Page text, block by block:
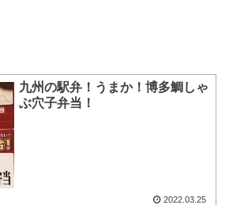
九州の駅弁！うまか！博多鯛しゃ
ぶ穴子弁当！
2022.03.25